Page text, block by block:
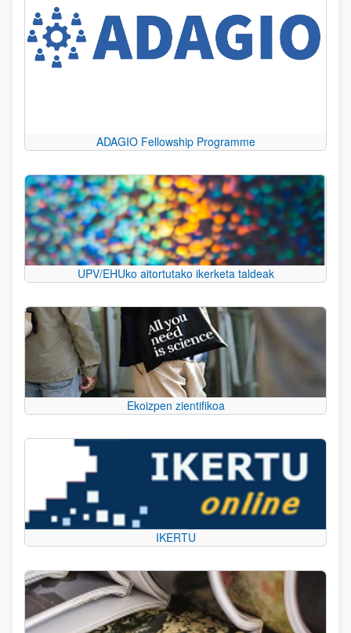
ADAGIO Fellowship Programme
UPV/EHUko aitortutako ikerketa taldeak
Ekoizpen zientifikoa
IKERTU